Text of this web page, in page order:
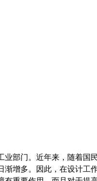
部门。近年来，随着国
渐增多。因此，在设计工